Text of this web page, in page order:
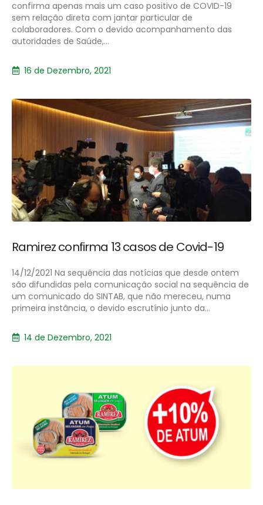
confirma apenas mais um caso positivo de COVID-19
sem relação direta com jantar particular de
colaboradores. Com o devido acompanhamento das
autoridades de Saúde,...
16 de Dezembro, 2021
Ramirez confirma 13 casos de Covid-19
14/12/2021 Na sequência das notícias que desde ontem
são difundidas pela comunicação social na sequência de
um comunicado do SINTAB, que não mereceu, numa
primeira instância, o devido escrutínio junto da...
14 de Dezembro, 2021